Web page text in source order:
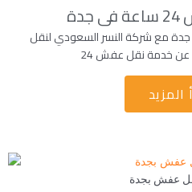
24 ساعة فى جدة مع شركة النسر السعودي لنقل
المزيد
عفش بجدة